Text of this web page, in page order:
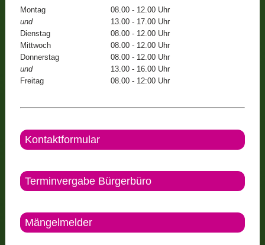
Montag
08.00 - 12.00 Uhr
und
13.00 - 17.00 Uhr
Dienstag
08.00 - 12.00 Uhr
Mittwoch
08.00 - 12.00 Uhr
Donnerstag
08.00 - 12.00 Uhr
und
13.00 - 16.00 Uhr
Freitag
08.00 - 12:00 Uhr
Kontaktformular
Terminvergabe Bürgerbüro
Mängelmelder